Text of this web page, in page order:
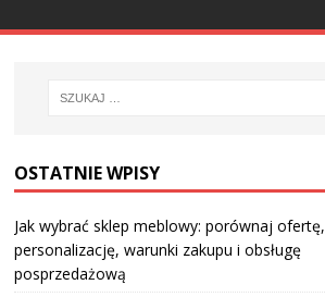
OSTATNIE WPISY
Jak wybrać sklep meblowy: porównaj ofertę,
personalizację, warunki zakupu i obsługę
posprzedażową